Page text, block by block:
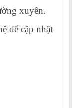
xuyên.
để cập nhật